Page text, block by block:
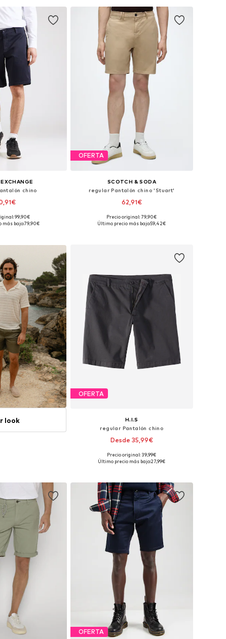
chino
muchas tallas
99,90€
más bajo:79,90€
OFERTA
SCOTCH & SODA
regular Pantalón chino 'Stuart'
62,91€
Disponible en muchas tallas
Precio original: 79,90€
Último precio más bajo:59,42€
look
OFERTA
H.I.S
regular Pantalón chino
Desde 35,99€
Tallas disponibles: 32, 34, 36, 38
Precio original: 39,99€
Último precio más bajo:27,99€
OFERTA